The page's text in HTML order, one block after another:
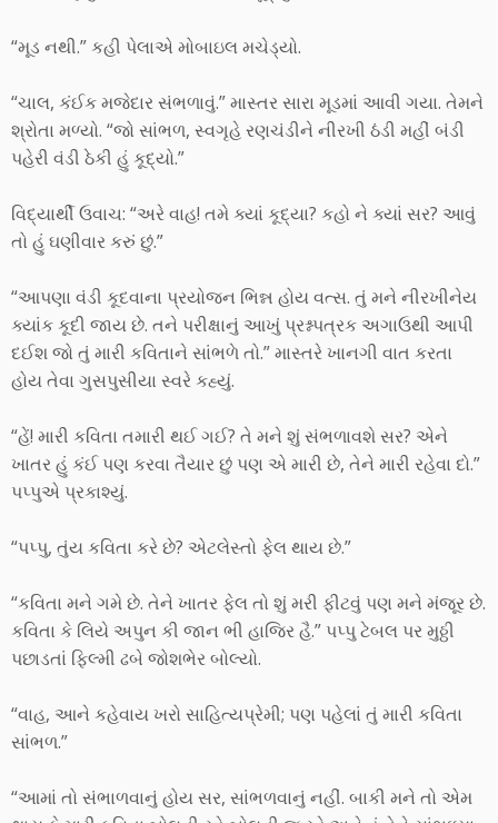
“મૂડ નથી.” કહી પેલાએ મોબાઇલ મચેડ્યો.
“ચાલ, કંઈક મજેદાર સંભળાવું.” માસ્તર સારા મૂડમાં આવી ગયા. તેમને
શ્રોતા મળ્યો. “જો સાંભળ, સ્વગૃહે રણચંડીને નીરખી ઠંડી મહીં બંડી
પહેરી વંડી ઠેકી હું કૂદ્યો.”
વિદ્યાર્થી ઉવાચ: “અરે વાહ! તમે ક્યાં કૂદ્યા? કહો ને ક્યાં સર? આવું
તો હું ઘણીવાર કરું છું.”
“આપણા વંડી કૂદવાના પ્રયોજન ભિન્ન હોય વત્સ. તું મને નીરખીનેય
ક્યાંક કૂદી જાય છે. તને પરીક્ષાનું આખું પ્રશ્નપત્રક અગાઉથી આપી
દઈશ જો તું મારી કવિતાને સાંભળે તો.” માસ્તરે ખાનગી વાત કરતા
હોય તેવા ગુસપુસીયા સ્વરે કહ્યું.
“હેં! મારી કવિતા તમારી થઈ ગઈ? તે મને શું સંભળાવશે સર? એને
ખાતર હું કંઈ પણ કરવા તૈયાર છું પણ એ મારી છે, તેને મારી રહેવા દો.”
પપ્પુએ પ્રકાશ્યું.
“પપ્પુ, તુંય કવિતા કરે છે? એટલેસ્તો ફેલ થાય છે.”
“કવિતા મને ગમે છે. તેને ખાતર ફેલ તો શું મરી ફીટવું પણ મને મંજૂર છે.
કવિતા કે લિયે અપુન કી જાન ભી હાજિર હૈ.” પપ્પુ ટેબલ પર મુઠ્ઠી
પછાડતાં ફિલ્મી ઢબે જોશભેર બોલ્યો.
“વાહ, આને કહેવાય ખરો સાહિત્યપ્રેમી; પણ પહેલાં તું મારી કવિતા
સાંભળ.”
“આમાં તો સંભાળવાનું હોય સર, સાંભળવાનું નહીં. બાકી મને તો એમ